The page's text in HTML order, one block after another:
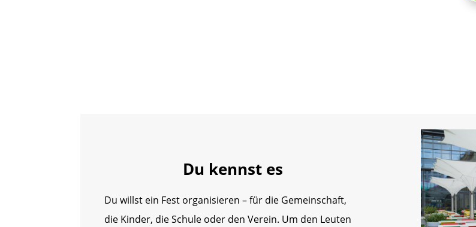
Du kennst es
Du willst ein Fest organisieren – für die Gemeinschaft,
die Kinder, die Schule oder den Verein. Um den Leuten